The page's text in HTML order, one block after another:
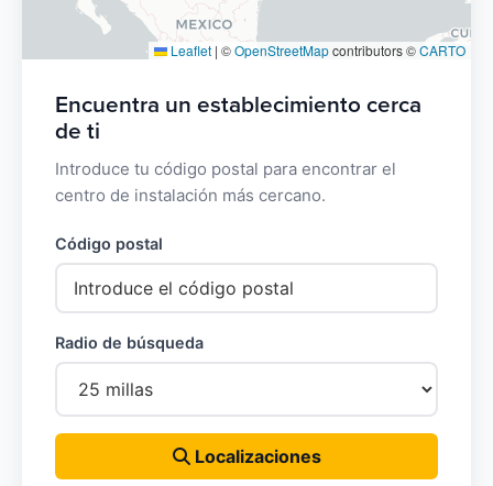
Leaflet | ©OpenStreetMapcontributors ©CARTO
Encuentra un establecimiento cerca
de ti
Introduce tu código postal para encontrar el
centro de instalación más cercano.
Código postal
Radio de búsqueda
Localizaciones